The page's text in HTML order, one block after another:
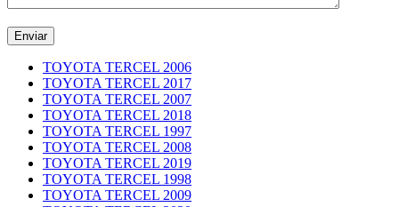
TOYOTA TERCEL 2006
TOYOTA TERCEL 2017
TOYOTA TERCEL 2007
TOYOTA TERCEL 2018
TOYOTA TERCEL 1997
TOYOTA TERCEL 2008
TOYOTA TERCEL 2019
TOYOTA TERCEL 1998
TOYOTA TERCEL 2009